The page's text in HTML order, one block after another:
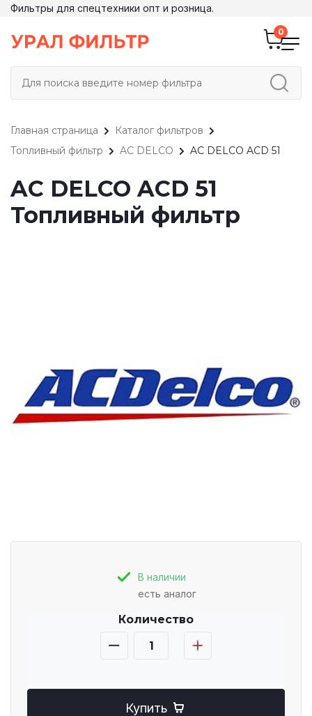
Фильтры для спецтехники опт и розница.
Главная страница
Каталог фильтров
Топливный фильтр
AC DELCO AC DELCO ACD 51
AC DELCO ACD 51
Топливный фильтр
В наличии
есть аналог
Количество
Купить